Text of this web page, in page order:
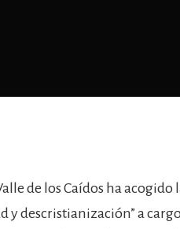
de los Caídos ha acogido
descristianización” a